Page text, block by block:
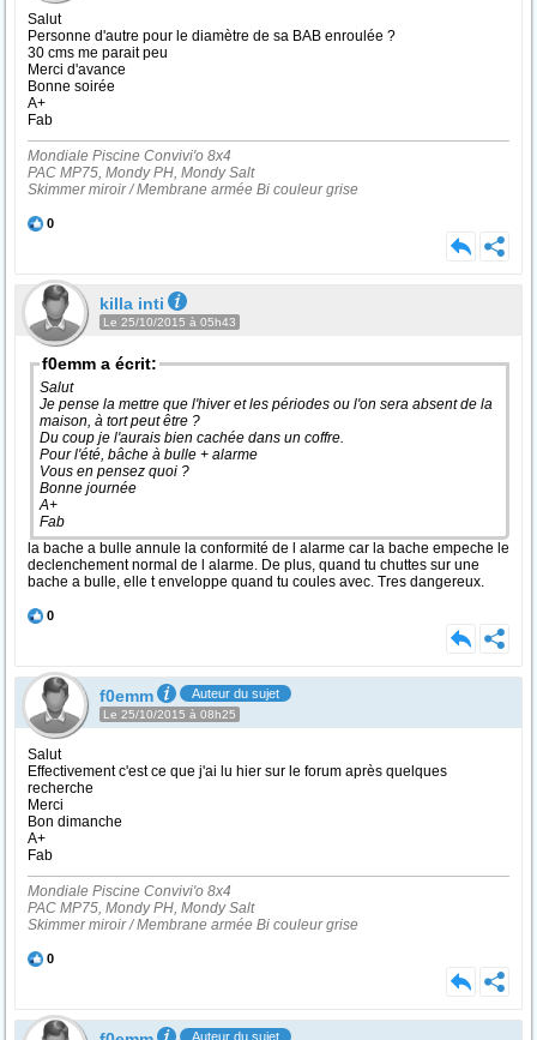
Salut
Personne d'autre pour le diamètre de sa BAB enroulée ?
30 cms me parait peu
Merci d'avance
Bonne soirée
A+
Fab
Mondiale Piscine Convivi'o 8x4
PAC MP75, Mondy PH, Mondy Salt
Skimmer miroir / Membrane armée Bi couleur grise
0
killa inti
Le 25/10/2015 à 05h43
f0emm a écrit:
Salut
Je pense la mettre que l'hiver et les périodes ou l'on sera absent de la
maison, à tort peut être ?
Du coup je l'aurais bien cachée dans un coffre.
Pour l'été, bâche à bulle + alarme
Vous en pensez quoi ?
Bonne journée
A+
Fab
la bache a bulle annule la conformité de l alarme car la bache empeche le
declenchement normal de l alarme. De plus, quand tu chuttes sur une
bache a bulle, elle t enveloppe quand tu coules avec. Tres dangereux.
0
f0emm Auteur du sujet
Le 25/10/2015 à 08h25
Salut
Effectivement c'est ce que j'ai lu hier sur le forum après quelques
recherche
Merci
Bon dimanche
A+
Fab
Mondiale Piscine Convivi'o 8x4
PAC MP75, Mondy PH, Mondy Salt
Skimmer miroir / Membrane armée Bi couleur grise
0
Auteur du sujet